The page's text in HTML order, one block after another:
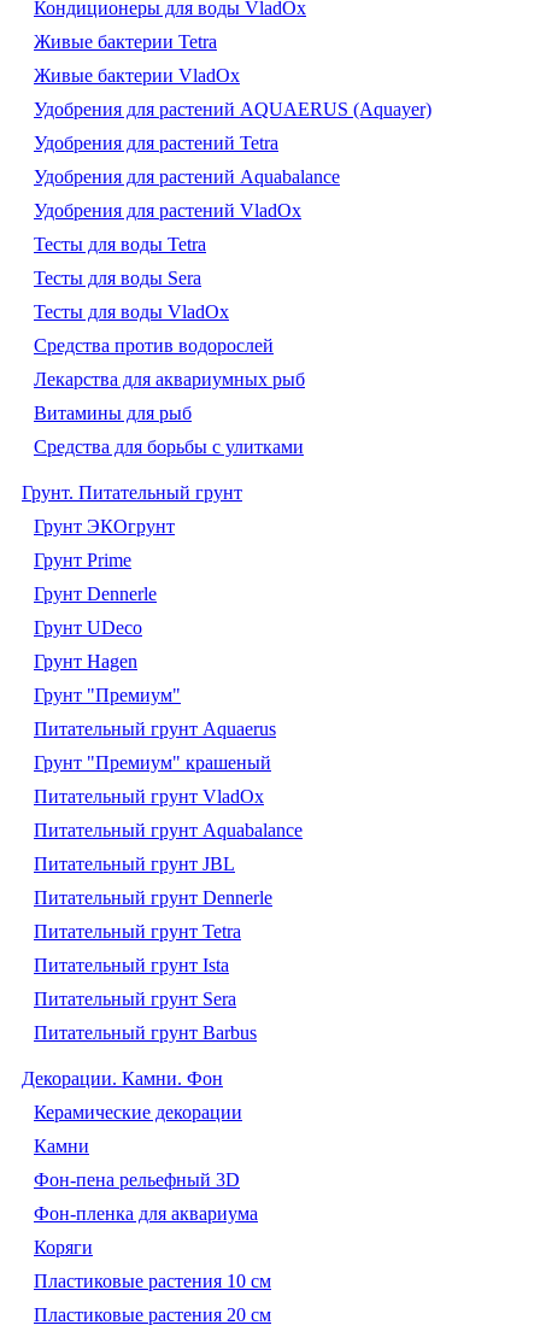
Кондиционеры для воды VladOx
Живые бактерии Tetra
Живые бактерии VladOx
Удобрения для растений AQUAERUS (Aquayer)
Удобрения для растений Tetra
Удобрения для растений Aquabalance
Удобрения для растений VladOx
Тесты для воды Tetra
Тесты для воды Sera
Тесты для воды VladOx
Средства против водорослей
Лекарства для аквариумных рыб
Витамины для рыб
Средства для борьбы с улитками
Грунт. Питательный грунт
Грунт ЭКОгрунт
Грунт Prime
Грунт Dennerle
Грунт UDeco
Грунт Hagen
Грунт "Премиум"
Питательный грунт Aquaerus
Грунт "Премиум" крашеный
Питательный грунт VladOx
Питательный грунт Aquabalance
Питательный грунт JBL
Питательный грунт Dennerle
Питательный грунт Tetra
Питательный грунт Ista
Питательный грунт Sera
Питательный грунт Barbus
Декорации. Камни. Фон
Керамические декорации
Камни
Фон-пена рельефный 3D
Фон-пленка для аквариума
Коряги
Пластиковые растения 10 см
Пластиковые растения 20 см